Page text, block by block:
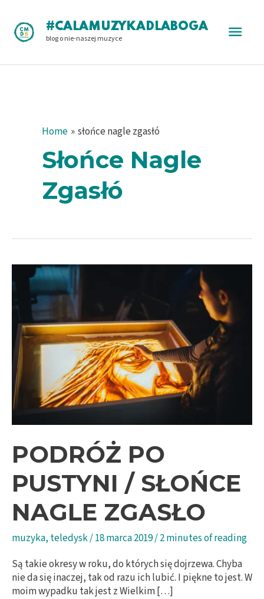
content
#CALAMUZYKADLABOGA
blog o nie-naszej muzyce
Main
Home słońce nagle zgasłó
Słońce Nagle
Zgasłó
PODRÓŻ PO
PUSTYNI / SŁOŃCE
NAGLE ZGASŁO
muzyka, teledysk/18 marca 2019/2 minutes of reading
Są takie okresy w roku, do których się dojrzewa. Chyba
nie da się inaczej, tak od razu ich lubić. I piękne to jest. W
moim wypadku tak jest z Wielkim […]